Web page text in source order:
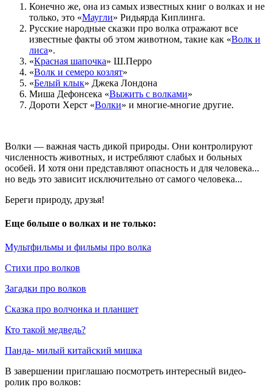
Конечно же, она из самых известных книг о волках и не
только, это «Маугли» Ридьярда Киплинга.
Русские народные сказки про волка отражают все
известные факты об этом животном, такие как «Волк и
лиса».
«Красная шапочка» Ш.Перро
«Волк и семеро козлят»
«Белый клык» Джека Лондона
Миша Дефонсека «Выжить с волками»
Дороти Херст «Волки» и многие-многие другие.
Волки — важная часть дикой природы. Они контролируют
численность животных, и истребляют слабых и больных
особей. И хотя они представляют опасность и для человека...
но ведь это зависит исключительно от самого человека...
Береги природу, друзья!
Еще больше о волках и не только:
Мультфильмы и фильмы про волка
Стихи про волков
Загадки про волков
Сказка про волчонка и планшет
Кто такой медведь?
Панда- милый китайский мишка
В завершении приглашаю посмотреть интересный видео-
ролик про волков: